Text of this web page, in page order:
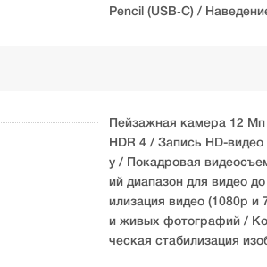
Pencil (USB‑C) /
Пейзажная камера 12
HDR 4 / Запись HD-
у / Покадровая
ий диапазон для видео
илизация видео (1080p
и живых фотографий /
ческая стабилизация